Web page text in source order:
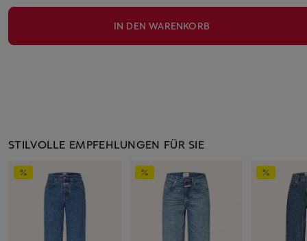
IN DEN WARENKORB
STILVOLLE EMPFEHLUNGEN FÜR SIE